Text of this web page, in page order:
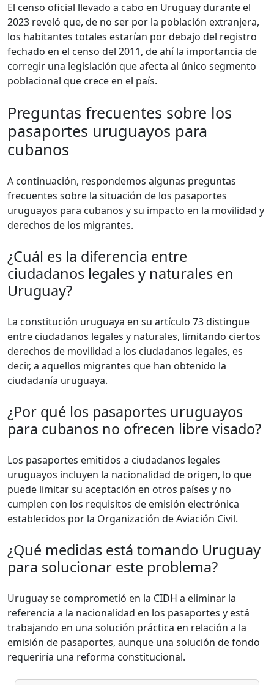
El censo oficial llevado a cabo en Uruguay durante el
2023 reveló que, de no ser por la población extranjera,
los habitantes totales estarían por debajo del registro
fechado en el censo del 2011, de ahí la importancia de
corregir una legislación que afecta al único segmento
poblacional que crece en el país.
Preguntas frecuentes sobre los
pasaportes uruguayos para
cubanos
A continuación, respondemos algunas preguntas
frecuentes sobre la situación de los pasaportes
uruguayos para cubanos y su impacto en la movilidad y
derechos de los migrantes.
¿Cuál es la diferencia entre
ciudadanos legales y naturales en
Uruguay?
La constitución uruguaya en su artículo 73 distingue
entre ciudadanos legales y naturales, limitando ciertos
derechos de movilidad a los ciudadanos legales, es
decir, a aquellos migrantes que han obtenido la
ciudadanía uruguaya.
¿Por qué los pasaportes uruguayos
para cubanos no ofrecen libre visado?
Los pasaportes emitidos a ciudadanos legales
uruguayos incluyen la nacionalidad de origen, lo que
puede limitar su aceptación en otros países y no
cumplen con los requisitos de emisión electrónica
establecidos por la Organización de Aviación Civil.
¿Qué medidas está tomando Uruguay
para solucionar este problema?
Uruguay se comprometió en la CIDH a eliminar la
referencia a la nacionalidad en los pasaportes y está
trabajando en una solución práctica en relación a la
emisión de pasaportes, aunque una solución de fondo
requeriría una reforma constitucional.